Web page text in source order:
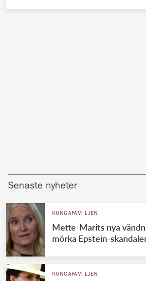
Senaste nyheter
KUNGAFAMILJEN
Mette-Marits nya
mörka Epstein-
KUNGAFAMILJEN